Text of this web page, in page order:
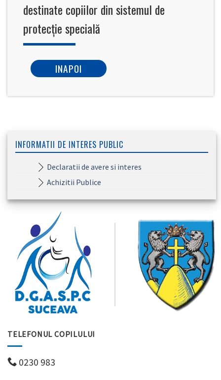
destinate copiilor din sistemul de
protecţie specială
INAPOI
INFORMATII DE INTERES PUBLIC
Declaratii de avere si interes
Achizitii Publice
TELEFONUL COPILULUI
0230 983